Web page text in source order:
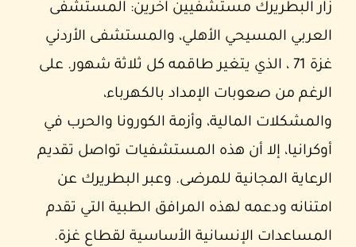
زار البطريرك مستشفيين آخرين: المستشفى
العربي المسيحي الأهلي، والمستشفى الأردني
غزة 71 ، الذي يتغير طاقمه كل ثلاثة شهور. على
الرغم من صعوبات الإمداد بالكهرباء،
والمشكلات المالية، وأزمة الكورونا والحرب في
أوكرانيا، إلا أن هذه المستشفيات تواصل تقديم
الرعاية المجانية للمرضى. وعبر البطريرك عن
امتنانه ودعمه لهذه المرافق الطبية التي تقدم
المساعدات الإنسانية الأساسية لقطاع غزة.